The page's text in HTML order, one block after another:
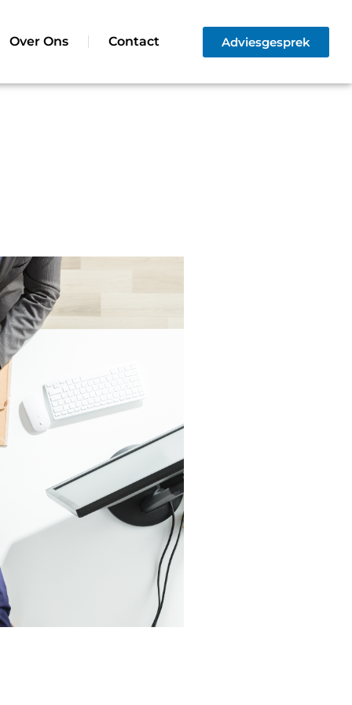
Over Ons Contact Adviesgesprek